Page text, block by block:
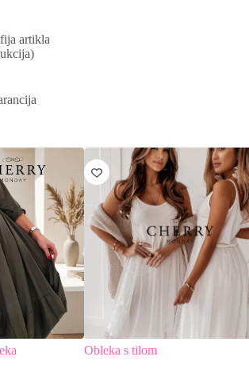
artikla
Obleka s tilom